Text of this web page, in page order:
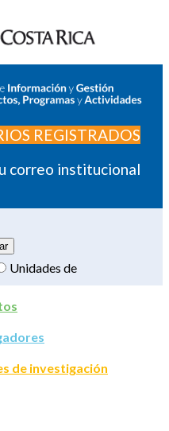
REGISTRADOS
correo institucional
Unidades de
de investigación